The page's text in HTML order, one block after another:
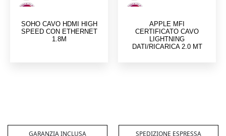
prodotto
SOHO CAVO HDMI HIGH
SPEED CON ETHERNET
1.8M
APPLE MFI
CERTIFICATO CAVO
LIGHTNING
DATI/RICARICA 2.0 MT
GARANZIA INCLUSA
SPEDIZIONE ESPRESSA